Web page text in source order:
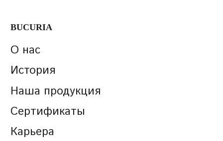
BUCURIA
О нас
История
Наша продукция
Сертификаты
Карьера